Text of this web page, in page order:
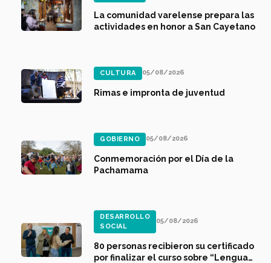
La comunidad varelense prepara las
actividades en honor a San Cayetano
CULTURA 05/08/2026
Rimas e impronta de juventud
GOBIERNO 05/08/2026
Conmemoración por el Día de la
Pachamama
DESARROLLO
SOCIAL
05/08/2026
80 personas recibieron su certificado
por finalizar el curso sobre “Lengua